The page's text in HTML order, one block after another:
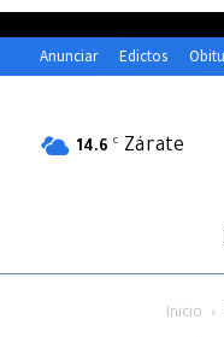
Anunciar Edictos
14.6 C Zárate
Inicio